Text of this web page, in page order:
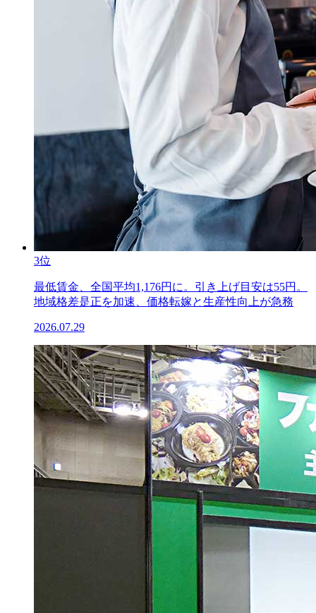
3位
最低賃金、全国平均1,176円に。引き上げ目安は55円。
地域格差是正を加速、価格転嫁と生産性向上が急務
2026.07.29